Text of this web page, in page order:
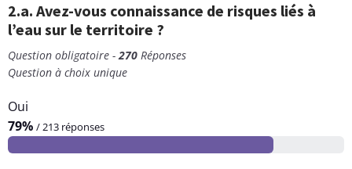
2.a. Avez-vous connaissance de risques liés à
l’eau sur le territoire ?
Question obligatoire -270 Réponses
Question à choix unique
Oui
79% / 213 réponses